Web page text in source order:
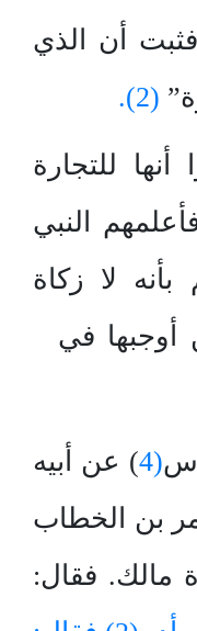
أن الذي
(2).
للتجارة
النبي
لا زكاة
أوجبها في
(4 ) عن أبيه
بن الخطاب
مالك. فقال: